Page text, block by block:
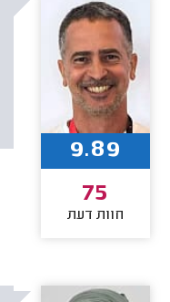
9.89
75
חוות דעת